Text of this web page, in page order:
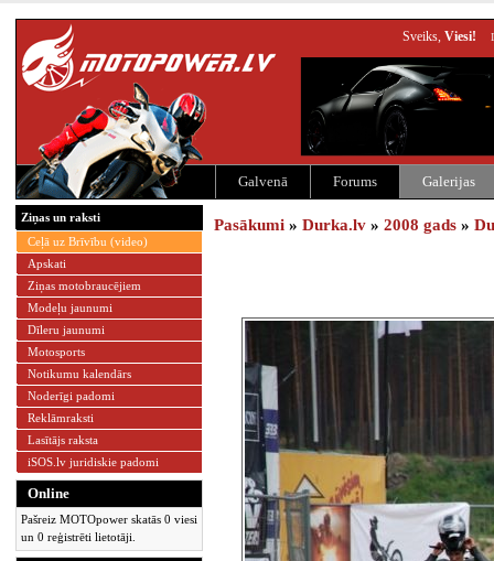
Sveiks, Viesi!
Galvenā Forums Galerijas
Ziņas un raksti
Ceļā uz Brīvību (video)
Apskati
Ziņas motobraucējiem
Modeļu jaunumi
Dīleru jaunumi
Motosports
Notikumu kalendārs
Noderīgi padomi
Reklāmraksti
Lasītājs raksta
iSOS.lv juridiskie padomi
Online
Pašreiz MOTOpower skatās 0 viesi
un 0 reģistrēti lietotāji.
Pasākumi » Durka.lv » 2008 gads »